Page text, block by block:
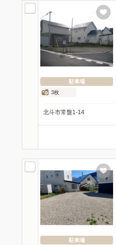
駐車場
3枚
北斗市常盤1-14
駐車場